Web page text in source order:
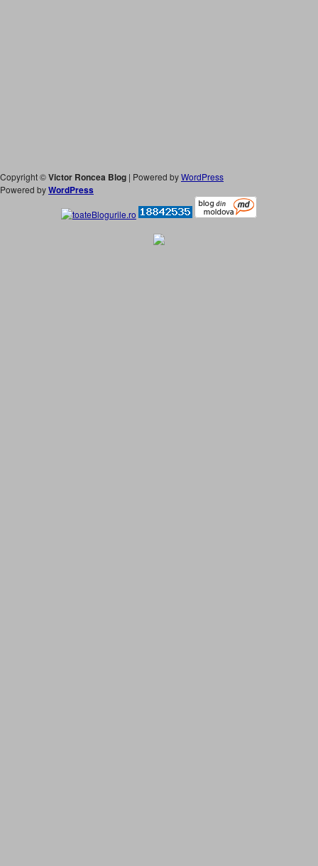
Copyright ©Victor Roncea Blog | Powered byWordPress
Powered byWordPress